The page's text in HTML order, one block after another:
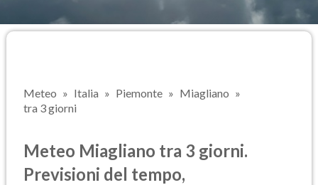
Meteo Italia Piemonte
Miagliano
tra 3 giorni
Meteo Miagliano tra 3 giorni.
Previsioni del tempo,